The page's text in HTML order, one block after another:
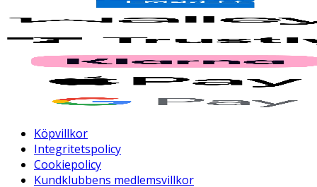
Köpvillkor
Integritetspolicy
Cookiepolicy
Kundklubbens medlemsvillkor